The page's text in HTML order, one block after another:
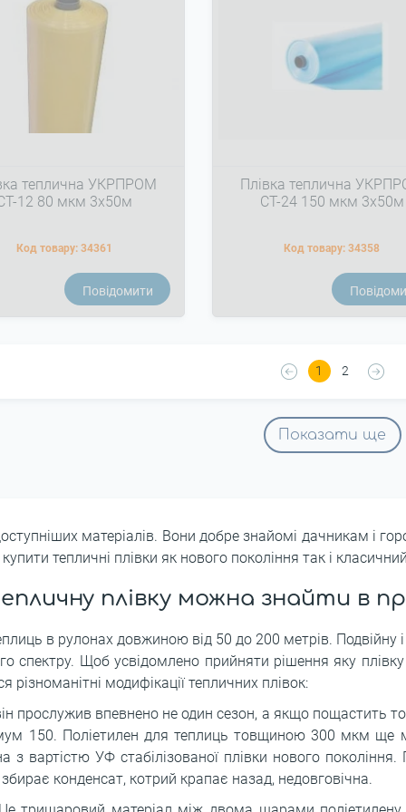
теплична УКРПРОМ
12 80 мкм 3х50м
Код товару:34361
Повідомити
Плівка теплична
СТ-24 150 мкм 3х50м
Код товару:34358
1 2
Показати ще
матеріалів. Вони добре знайомі дачникам і
тепличні плівки як нового покоління так і
плівку можна знайти в
в рулонах довжиною від 50 до 200 метрів. Подвійну і
спектру. Щоб усвідомлено прийняти рішення яку
різноманітні модифікації тепличних плівок:
прослужив впевнено не один сезон, а якщо пощастить то
150. Поліетилен для теплиць товщиною 300 мкм ще
з вартістю УФ стабілізованої плівки нового
конденсат, котрий крапає назад, недовговічна.